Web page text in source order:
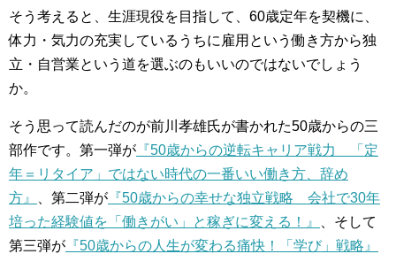
そう考えると、生涯現役を目指して、60歳定年を契機に、
体力・気力の充実しているうちに雇用という働き方から独
立・自営業という道を選ぶのもいいのではないでしょう
か。
そう思って読んだのが前川孝雄氏が書かれた50歳からの三
部作です。第一弾が 『50歳からの逆転キャリア戦力 「定
年＝リタイア」ではない時代の一番いい働き方、辞め
方』
、第二弾が 『50歳からの幸せな独立戦略 会社で30年
培った経験値を「働きがい」と稼ぎに変える！』
、そして
第三弾が 『50歳からの人生が変わる痛快！「学び」戦略』